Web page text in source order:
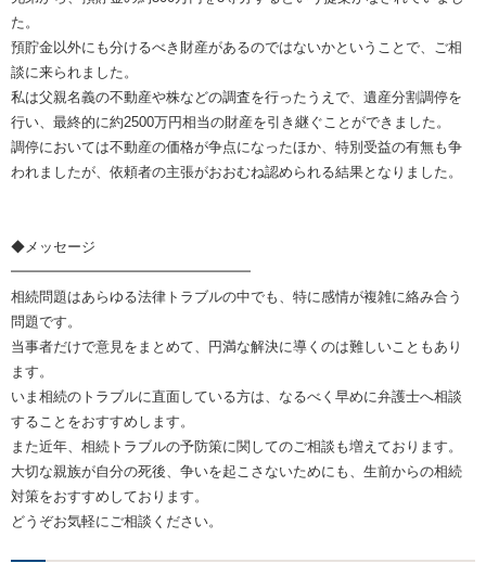
た。
預貯金以外にも分けるべき財産があるのではないかということで、ご相
談に来られました。
私は父親名義の不動産や株などの調査を行ったうえで、遺産分割調停を
行い、最終的に約2500万円相当の財産を引き継ぐことができました。
調停においては不動産の価格が争点になったほか、特別受益の有無も争
われましたが、依頼者の主張がおおむね認められる結果となりました。
◆メッセージ
━━━━━━━━━━━━━━━━━
相続問題はあらゆる法律トラブルの中でも、特に感情が複雑に絡み合う
問題です。
当事者だけで意見をまとめて、円満な解決に導くのは難しいこともあり
ます。
いま相続のトラブルに直面している方は、なるべく早めに弁護士へ相談
することをおすすめします。
また近年、相続トラブルの予防策に関してのご相談も増えております。
大切な親族が自分の死後、争いを起こさないためにも、生前からの相続
対策をおすすめしております。
どうぞお気軽にご相談ください。